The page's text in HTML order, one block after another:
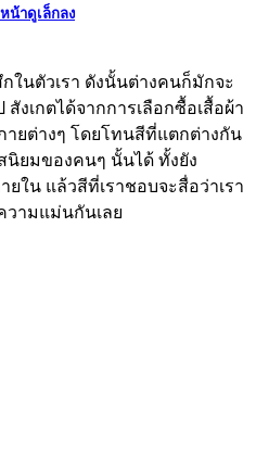
น้าดูเล็กลง
นตัวเรา ดังนั้นต่างคนก็มักจะ
เกตได้จากการเลือกซื้อเสื้อผ้า
ยต่างๆ โดยโทนสีที่แตกต่างกัน
ยมของคนๆ นั้นได้ ทั้งยัง
ใน แล้วสีที่เราชอบจะสื่อว่าเรา
วามแม่นกันเลย